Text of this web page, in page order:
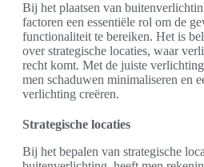
Bij het plaatsen van
factoren een essentiële rol om de
functionaliteit te bereiken. Het is
over strategische locaties, waar
recht komt. Met de juiste
men schaduwen minimaliseren en
verlichting creëren.
Strategische locaties
Bij het bepalen van strategische